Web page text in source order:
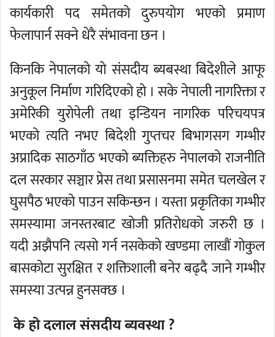
कार्यकारी पद समेतको दुरुपयोग भएको प्रमाण
फेलापार्न सक्ने धेरै संभावना छन ।
किनकि नेपालको यो संसदीय ब्यबस्था बिदेशीले आफू
अनुकूल निर्माण गरिदिएको हो । सके नेपाली नागरिक्ता र
अमेरिकी युरोपेली तथा इन्डियन नागरिक परिचयपत्र
भएको त्यति नभए बिदेशी गुप्तचर बिभागसग गम्भीर
अप्रादिक साठगाँठ भएको ब्यक्तिहरु नेपालको राजनीति
दल सरकार सञ्चार प्रेस तथा प्रसासनमा समेत चलखेल र
घुसपैठ भएको पाउन सकिन्छन । यस्ता प्रकृतिका गम्भीर
समस्यामा जनस्तरबाट खोजी प्रतिरोधको जरुरी छ ।
यदी अझैपनि त्यसो गर्न नसकेको खण्डमा लाखौं गोकुल
बासकोटा सुरक्षित र शक्तिशाली बनेर बढ्दै जाने गम्भीर
समस्या उत्पन्न हुनसक्छ ।
के हो दलाल संसदीय ब्यवस्था ?